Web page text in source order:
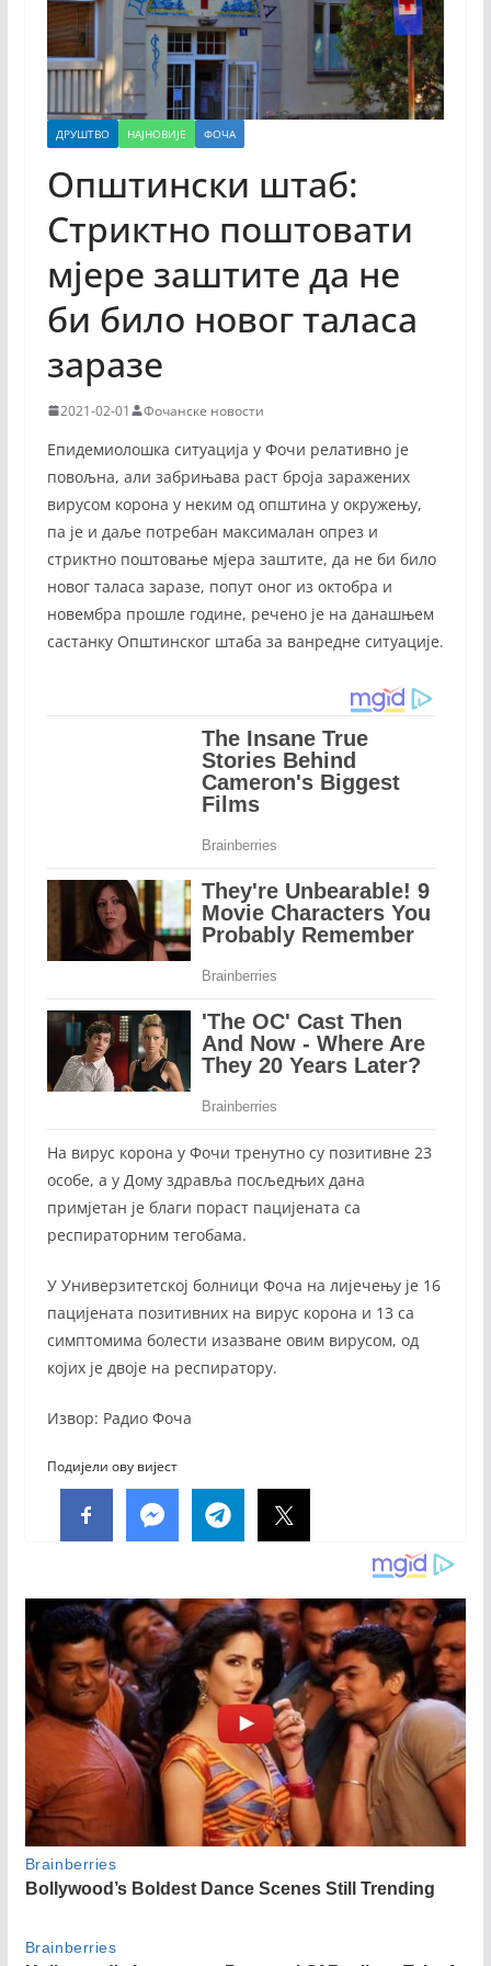
ДРУШТВО НАЈНОВИЈЕ ФОЧА
Општински штаб:
Стриктно поштовати
мјере заштите да не
би било новог таласа
заразе
2021-02-01 Фочанске новости
Епидемиолошка ситуација у Фочи релативно је
повољна, али забрињава раст броја заражених
вирусом корона у неким од општина у окружењу,
па је и даље потребан максималан опрез и
стриктно поштовање мјера заштите, да не би било
новог таласа заразе, попут оног из октобра и
новембра прошле године, речено је на данашњем
састанку Општинског штаба за ванредне ситуације.
На вирус корона у Фочи тренутно су позитивне 23
особе, а у Дому здравља посљедњих дана
примјетан је благи пораст пацијената са
респираторним тегобама.
У Универзитетској болници Фоча на лијечењу је 16
пацијената позитивних на вирус корона и 13 са
симптомима болести изазване овим вирусом, од
којих је двоје на респиратору.
Извор: Радио Фоча
Подијели ову вијест